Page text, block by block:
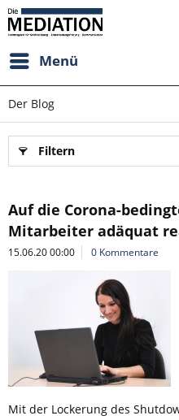
Menü
Der Blog
Filtern
Auf die Corona-
Mitarbeiter adäquat
15.06.20 00:00 0 Kommentare
Mit der Lockerung des